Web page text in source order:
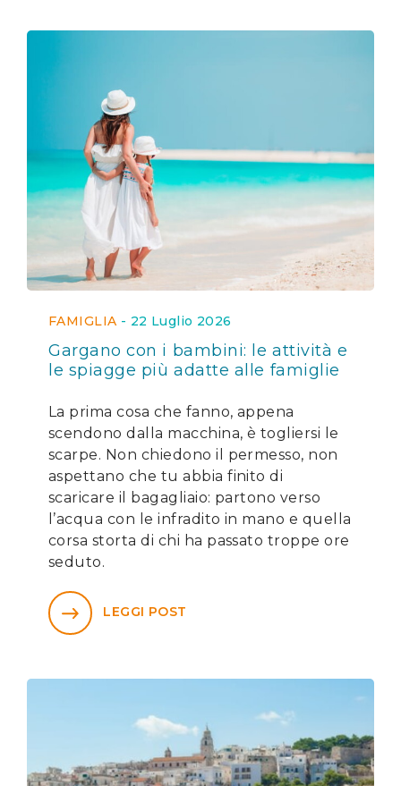
FAMIGLIA - 22 Luglio 2026
Gargano con i bambini: le attività e
le spiagge più adatte alle famiglie
La prima cosa che fanno, appena
scendono dalla macchina, è togliersi le
scarpe. Non chiedono il permesso, non
aspettano che tu abbia finito di
scaricare il bagagliaio: partono verso
l’acqua con le infradito in mano e quella
corsa storta di chi ha passato troppe ore
seduto.
LEGGI POST